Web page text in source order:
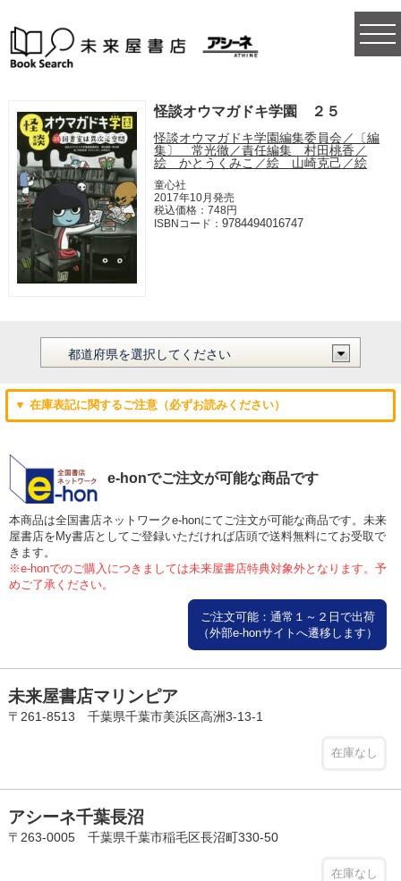
怪談オウマガドキ学園 ２５
怪談オウマガドキ学園編集委員会／〔編
集〕 常光徹／責任編集 村田桃香／
絵 かとうくみこ／絵 山崎克己／絵
童心社
2017年10月発売
税込価格：748円
ISBNコード：9784494016747
▼ 在庫表記に関するご注意（必ずお読みください）
e-honでご注文が可能な商品です
本商品は全国書店ネットワークe-honにてご注文が可能な商品です。未来
屋書店をMy書店としてご登録いただければ店頭で送料無料にてお受取で
きます。
※e-honでのご購入につきましては未来屋書店特典対象外となります。予
めご了承ください。
ご注文可能：通常１～２日で出荷
（外部e-honサイトへ遷移します）
未来屋書店マリンピア
〒261-8513 千葉県千葉市美浜区高洲3-13-1
在庫なし
アシーネ千葉長沼
〒263-0005 千葉県千葉市稲毛区長沼町330-50
在庫なし